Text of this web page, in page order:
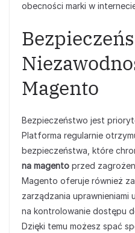
obecności marki w
Magento
Bezpieczeństwo jest
Platforma regularnie
bezpieczeństwa, które
na magento przed
Magento oferuje również
zarządzania
na kontrolowanie dostępu
Dzięki temu możesz spać